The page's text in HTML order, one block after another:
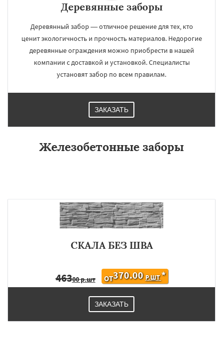
Деревянные заборы
Деревянный забор — отличное решение для тех, кто
ценит экологичность и прочность материалов. Недорогие
деревянные ограждения можно приобрести в нашей
компании с доставкой и установкой. Специалисты
установят забор по всем правилам.
ЗАКАЗАТЬ
Железобетонные заборы
СКАЛА БЕЗ ШВА
46300 р.шт ОТ370.00 Р.ШТ*
ЗАКАЗАТЬ